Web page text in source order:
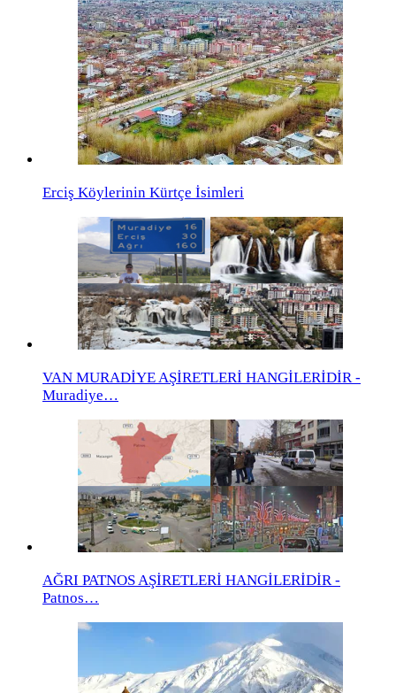
Erciş Köylerinin Kürtçe İsimleri
VAN MURADİYE AŞİRETLERİ HANGİLERİDİR -
Muradiye…
AĞRI PATNOS AŞİRETLERİ HANGİLERİDİR -
Patnos…